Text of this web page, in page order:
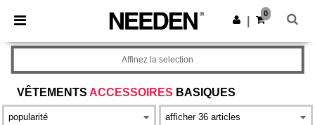
× Appli Needen
Meilleurs prix sur l’app !
Obtenir l'appli
0
VÊTEMENTS ACCESSOIRES BASIQUES
Affinez la selection